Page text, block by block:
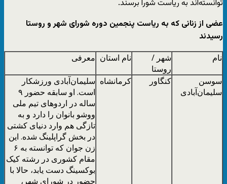
توانسته‌اند به ریاست شورا برسند.
عضی از زنانی که به ریاست پنجمین دوره شورای شهر و روستا
رسیدند
نام
شهر /
روستا
نام استان معرفی
سوسن
سلیمان‌آبادی
کنگاور کرمانشاه سلیمان‌آبادی ورزشکار
است. او سابقه حضور ۹
ساله در اردوهای تیم ملی
ووشو بانوان را دارد و به
تازگی هم وارد دنیای کشتی
در بخش گراپلینگ شده. این
زن جوان که توانسته به ۶
مقام کشوری در رشته کیک
بوکسینگ دست یابد، حالا با
حضور در شورای شهر،